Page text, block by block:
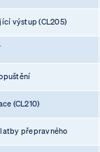
výstup (CL205)
(CL210)
přepravného